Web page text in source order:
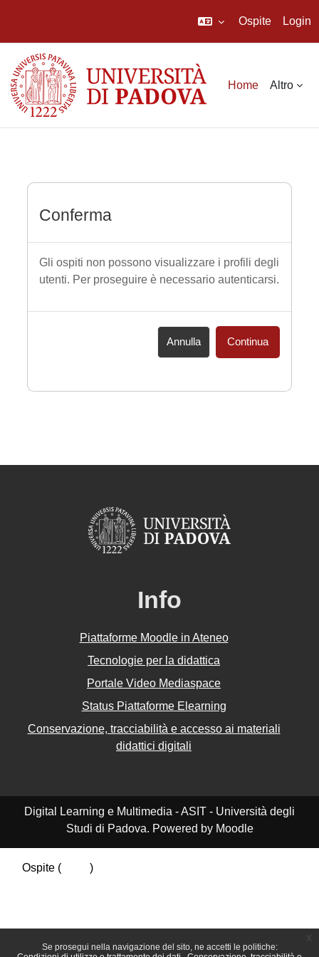
Se prosegui nella navigazione del sito, ne accetti le politiche:
Ospite Login
Home Altro
Conferma
Gli ospiti non possono visualizzare i profili degli
utenti. Per proseguire è necessario autenticarsi.
Annulla Continua
Info
Piattaforme Moodle in Ateneo
Tecnologie per la didattica
Portale Video Mediaspace
Status Piattaforme Elearning
Conservazione, tracciabilità e accesso ai materiali
didattici digitali
Digital Learning e Multimedia - ASIT - Università degli
Studi di Padova. Powered by Moodle
Ospite (
)